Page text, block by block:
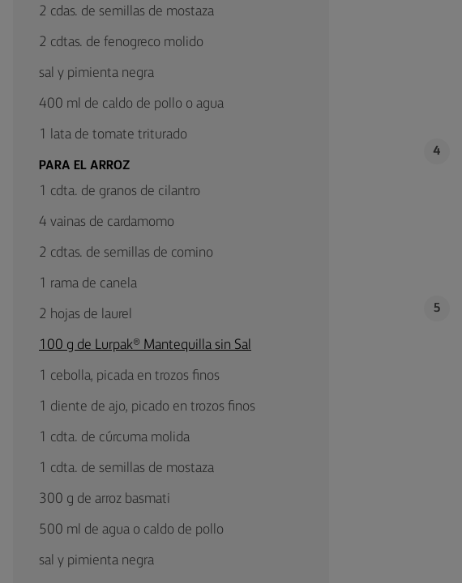
2 cdas. de semillas de mostaza
2 cdtas. de fenogreco molido
sal y pimienta negra
400 ml de caldo de pollo o agua
1 lata de tomate triturado
PARA EL ARROZ
1 cdta. de granos de cilantro
4 vainas de cardamomo
2 cdtas. de semillas de comino
1 rama de canela
2 hojas de laurel
100 g de Lurpak® Mantequilla sin Sal
1 cebolla, picada en trozos finos
1 diente de ajo, picado en trozos finos
1 cdta. de cúrcuma molida
1 cdta. de semillas de mostaza
300 g de arroz basmati
500 ml de agua o caldo de pollo
sal y pimienta negra
4
5